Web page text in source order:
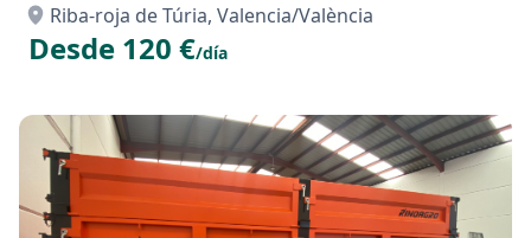
Riba-roja de Túria, Valencia/València
Desde 120 €/día